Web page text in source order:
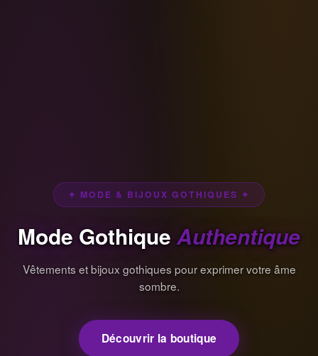
✦ MODE & BIJOUX GOTHIQUES ✦
Mode Gothique Authentique
Vêtements et bijoux gothiques pour exprimer votre âme
sombre.
Découvrir la boutique